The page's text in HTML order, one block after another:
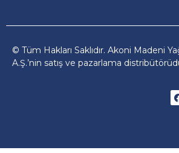
© Tüm Hakları Saklıdır. Akoni Madeni
A.Ş.’nin satış ve pazarlama